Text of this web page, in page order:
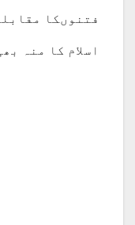
فتنوںکا
اسلام کا منہ